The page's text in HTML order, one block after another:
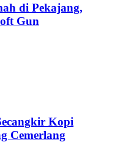
di Pekajang,
Gun
Kopi
Cemerlang